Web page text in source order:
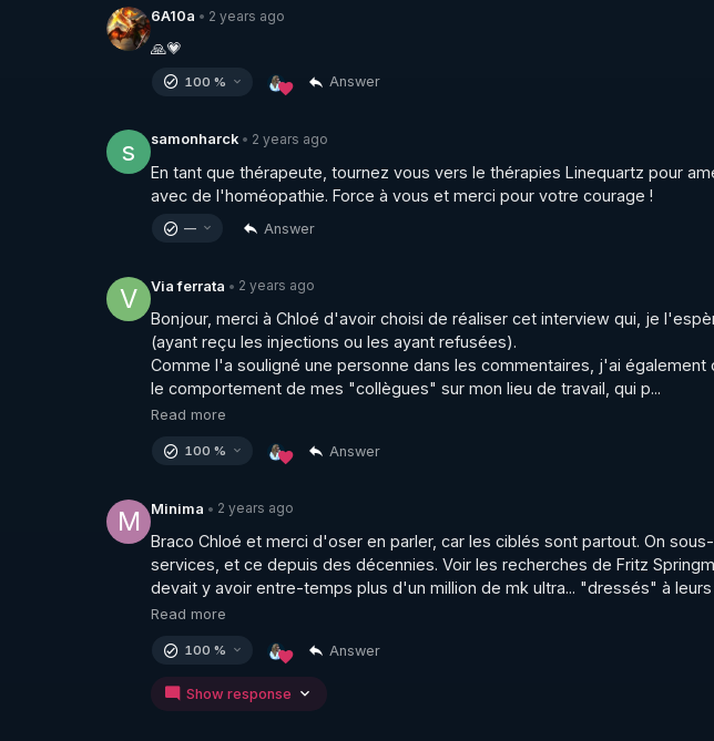
https://rumble.com/bestofcomputer
https://t.me/boost/bestofcomputerlive
https://www.twitch.tv/bestofcomputer
6A10a • 2 years ago
🙏💗
100 % Answer
s samonharck • 2 years ago
En tant que thérapeute, tournez vous vers le thérapies Linequartz pour
avec de l'homéopathie. Force à vous et merci pour votre courage !
— Answer
V Via ferrata • 2 years ago
Bonjour, merci à Chloé d'avoir choisi de réaliser cet interview qui, je
(ayant reçu les injections ou les ayant refusées).
Comme l'a souligné une personne dans les commentaires, j'ai
le comportement de mes "collègues" sur mon lieu de travail, qui p...
Read more
100 % Answer
M Minima • 2 years ago
Braco Chloé et merci d'oser en parler, car les ciblés sont partout. On
services, et ce depuis des décennies. Voir les recherches de Fritz
devait y avoir entre-temps plus d'un million de mk ultra... "dressés" à
Read more
100 % Answer
Show response